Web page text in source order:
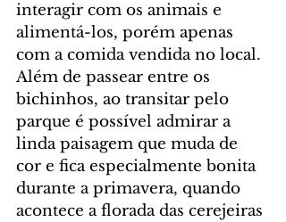
interagir com os animais e
alimentá-los, porém apenas
com a comida vendida no local.
Além de passear entre os
bichinhos, ao transitar pelo
parque é possível admirar a
linda paisagem que muda de
cor e fica especialmente bonita
durante a primavera, quando
acontece a florada das cerejeiras